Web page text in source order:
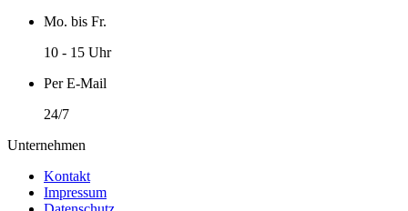
Mo. bis Fr.
10 - 15 Uhr
Per E-Mail
24/7
Unternehmen
Kontakt
Impressum